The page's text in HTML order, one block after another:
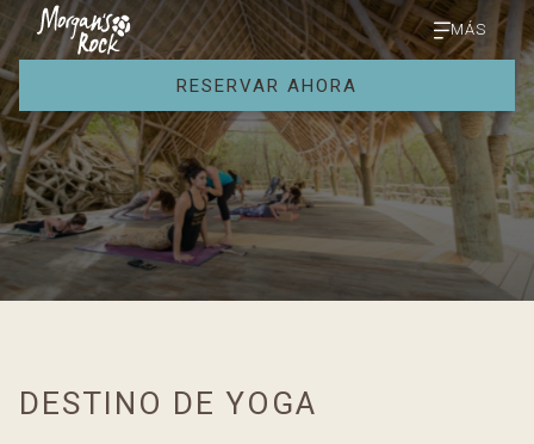
MÁS
RESERVAR AHORA
DESTINO DE YOGA